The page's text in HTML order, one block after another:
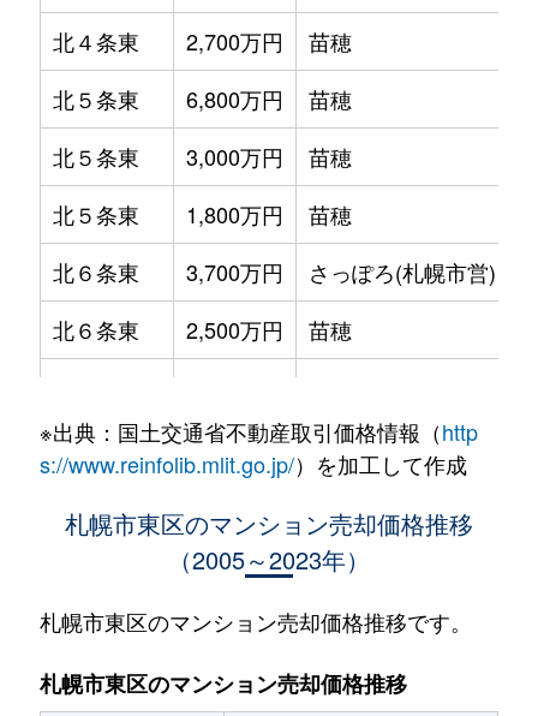
北４条東
2,700万円 苗穂
北５条東
6,800万円 苗穂
北５条東
3,000万円 苗穂
北５条東
1,800万円 苗穂
北６条東
3,700万円 さっぽろ(札幌市営)
北６条東
2,500万円 苗穂
北６条東
3,400万円 東区役所前
3,700万円 東区役所前
北６条東
3,400万円 東区役所前
北７条東
4,900万円 札幌(ＪＲ)
※出典：国土交通省不動産取引価格情報（http
s://www.reinfolib.mlit.go.jp/）を加工して作成
札幌市東区のマンション売却価格推移
（2005～2023年）
札幌市東区のマンション売却価格推移です。
札幌市東区のマンション売却価格推移